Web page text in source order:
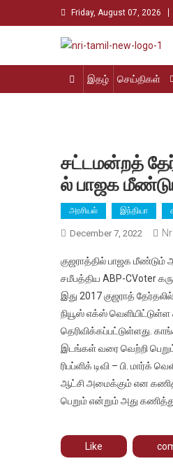
to
Friday, August 07, 2026
Nri Tamil
உலக தமிழர்களின் உரத்த
இதழ்
செய்திகள்
சட்டமன்றத்
ல் பாஜக
அரசியல் இந்தியா
December 7, 2022
குஜராத்தில் பாஜக
சமீபத்திய ABP-CVoter
இது 2017 குஜராத்
நியூஸ் எக்ஸ்
தெரிவிக்கப்பட்டுள்ளது.
இடங்கள் வரை வெற்றி
ரிபப்ளிக் டிவி – பி.
ஆட்சி அமைக்கும் என
பெறும் என்றும் அது
Like